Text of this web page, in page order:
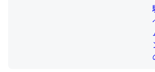
論文では「淡水はカルシウムも酸素も不足
利だから両方が拮抗してるのでは」とあ
いる鋏角類（カブトガニ・ウミグモ）は
ずキチンを強化してる筈だが、酵素が違
─ニュース :: 【研究発表】昆虫学の大問題＝「昆